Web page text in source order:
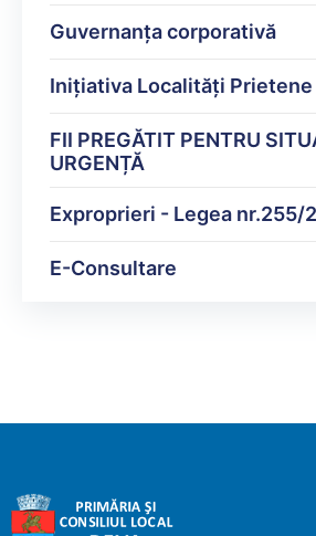
Guvernanța corporativă
Inițiativa Localități
FII PREGĂTIT PENTRU
URGENȚĂ
Exproprieri - Legea nr.255/
E-Consultare